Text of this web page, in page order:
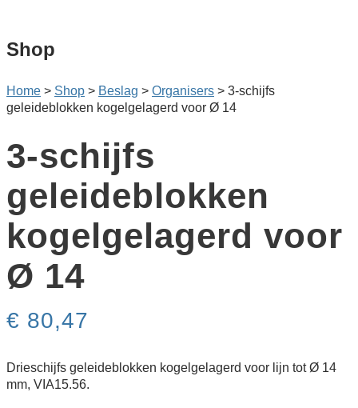
Shop
Home > Shop > Beslag > Organisers > 3-schijfs
geleideblokken kogelgelagerd voor Ø 14
3-schijfs
geleideblokken
kogelgelagerd voor
Ø 14
€ 80,47
Drieschijfs geleideblokken kogelgelagerd voor lijn tot Ø 14
mm, VIA15.56.